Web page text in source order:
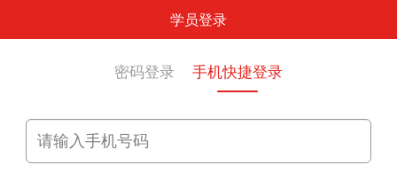
学员登录
密码登录 手机快捷登录